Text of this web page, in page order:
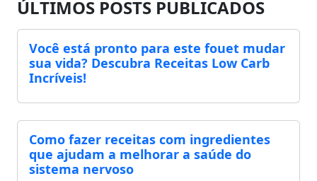
ÚLTIMOS POSTS PUBLICADOS
Você está pronto para este fouet mudar
sua vida? Descubra Receitas Low Carb
Incríveis!
Como fazer receitas com ingredientes
que ajudam a melhorar a saúde do
sistema nervoso